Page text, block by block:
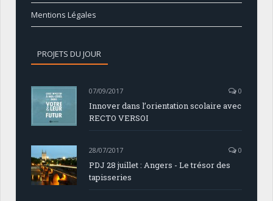
Mentions Légales
PROJETS DU JOUR
07/09/2017 0
Innover dans l’orientation scolaire avec
RECTO VERSOI
28/07/2017 0
PDJ 28 juillet : Angers - Le trésor des
tapisseries